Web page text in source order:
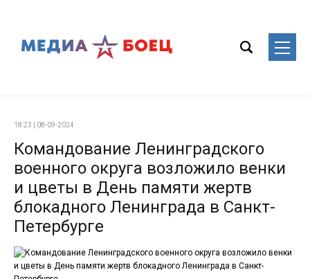
18:23 | 08-09-2024
Командование Ленинградского
военного округа возложило венки
и цветы в День памяти жертв
блокадного Ленинграда в Санкт-
Петербурге